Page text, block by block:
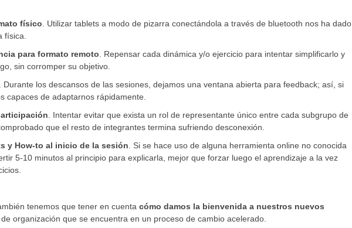
físico. Utilizar tablets a modo de pizarra conectándola a través de bluetooth nos ha dado
física.
para formato remoto. Repensar cada dinámica y/o ejercicio para intentar simplificarlo y
sin corromper su objetivo.
. Durante los descansos de las sesiones, dejamos una ventana abierta para feedback; así, si
capaces de adaptarnos rápidamente.
. Intentar evitar que exista un rol de representante único entre cada subgrupo de
que el resto de integrantes termina sufriendo desconexión.
y How-to al inicio de la sesión. Si se hace uso de alguna herramienta online no conocida
5-10 minutos al principio para explicarla, mejor que forzar luego el aprendizaje a la vez
tenemos que tener en cuenta cómo damos la bienvenida a nuestros nuevos
organización que se encuentra en un proceso de cambio acelerado.